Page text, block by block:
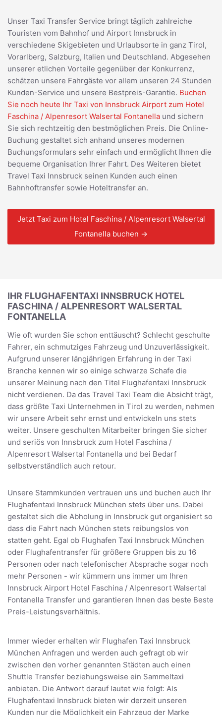
Unser Taxi Transfer Service bringt täglich zahlreiche
Touristen vom Bahnhof und Airport Innsbruck in
verschiedene Skigebieten und Urlaubsorte in ganz Tirol,
Vorarlberg, Salzburg, Italien und Deutschland. Abgesehen
unserer etlichen Vorteile gegenüber der Konkurrenz,
schätzen unsere Fahrgäste vor allem unseren 24 Stunden
Kunden-Service und unsere Bestpreis-Garantie. Buchen
Sie noch heute Ihr Taxi von Innsbruck Airport zum Hotel
Faschina / Alpenresort Walsertal Fontanella und sichern
Sie sich rechtzeitig den bestmöglichen Preis. Die Online-
Buchung gestaltet sich anhand unseres modernen
Buchungsformulars sehr einfach und ermöglicht Ihnen die
bequeme Organisation Ihrer Fahrt. Des Weiteren bietet
Travel Taxi Innsbruck seinen Kunden auch einen
Bahnhoftransfer sowie Hoteltransfer an.
Jetzt Taxi zum Hotel Faschina / Alpenresort Walsertal
Fontanella buchen →
IHR FLUGHAFENTAXI INNSBRUCK HOTEL
FASCHINA / ALPENRESORT WALSERTAL
FONTANELLA
Wie oft wurden Sie schon enttäuscht? Schlecht geschulte
Fahrer, ein schmutziges Fahrzeug und Unzuverlässigkeit.
Aufgrund unserer längjährigen Erfahrung in der Taxi
Branche kennen wir so einige schwarze Schafe die
unserer Meinung nach den Titel Flughafentaxi Innsbruck
nicht verdienen. Da das Travel Taxi Team die Absicht trägt,
dass größte Taxi Unternehmen in Tirol zu werden, nehmen
wir unsere Arbeit sehr ernst und entwickeln uns stets
weiter. Unsere geschulten Mitarbeiter bringen Sie sicher
und seriös von Innsbruck zum Hotel Faschina /
Alpenresort Walsertal Fontanella und bei Bedarf
selbstverständlich auch retour.
Unsere Stammkunden vertrauen uns und buchen auch Ihr
Flughafentaxi Innsbruck München stets über uns. Dabei
gestaltet sich die Abholung in Innsbruck gut organisiert so
dass die Fahrt nach München stets reibungslos von
statten geht. Egal ob Flughafen Taxi Innsbruck München
oder Flughafentransfer für größere Gruppen bis zu 16
Personen oder nach telefonischer Absprache sogar noch
mehr Personen - wir kümmern uns immer um Ihren
Innsbruck Airport Hotel Faschina / Alpenresort Walsertal
Fontanella Transfer und garantieren Ihnen das beste Beste
Preis-Leistungsverhältnis.
Immer wieder erhalten wir Flughafen Taxi Innsbruck
München Anfragen und werden auch gefragt ob wir
zwischen den vorher genannten Städten auch einen
Shuttle Transfer beziehungsweise ein Sammeltaxi
anbieten. Die Antwort darauf lautet wie folgt: Als
Flughafentaxi Innsbruck bieten wir derzeit unseren
Kunden nur die Möglichkeit ein Fahrzeug der Marke